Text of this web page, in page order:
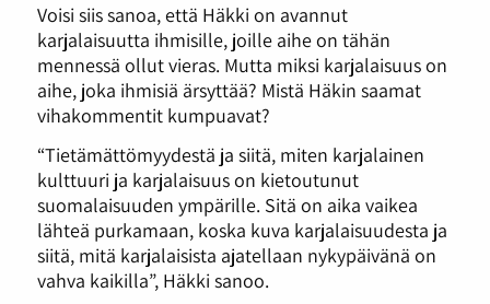
Voisi siis sanoa, että Häkki on avannut
karjalaisuutta ihmisille, joille aihe on tähän
mennessä ollut vieras. Mutta miksi karjalaisuus on
aihe, joka ihmisiä ärsyttää? Mistä Häkin saamat
vihakommentit kumpuavat?
“Tietämättömyydestä ja siitä, miten karjalainen
kulttuuri ja karjalaisuus on kietoutunut
suomalaisuuden ympärille. Sitä on aika vaikea
lähteä purkamaan, koska kuva karjalaisuudesta ja
siitä, mitä karjalaisista ajatellaan nykypäivänä on
vahva kaikilla”, Häkki sanoo.